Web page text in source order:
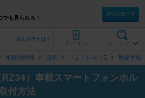
でも見られる！
ダウンロード
メニュー
ログイン
みんカラとは？
車種別情報 日産 フェアレディZ 整備手帳
）車載スマートフォンホル
付方法